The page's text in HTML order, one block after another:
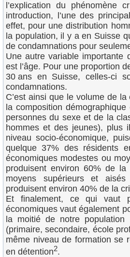
l’explication du phénomène
introduction, l’une des
effet, pour une distribution
la population, il y a en Suisse
de condamnations pour
Une autre variable importante
est l’âge. Pour une proportion
30 ans en Suisse, celles-ci
condamnations.
C’est ainsi que le volume de
la composition
personnes du sexe et de la
hommes et des jeunes), plus
niveau socio-économique,
quelque 37% des résidents
économiques modestes ou
produisent environ 60% de
moyens supérieurs et
produisent environ 40% de la
Et finalement, ce qui vaut
économiques vaut également
la moitié de notre
(primaire, secondaire, école
même niveau de formation se
en détention2.